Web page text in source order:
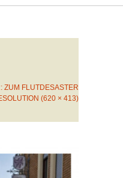
ZUM FLUTDESASTER
(620 × 413)